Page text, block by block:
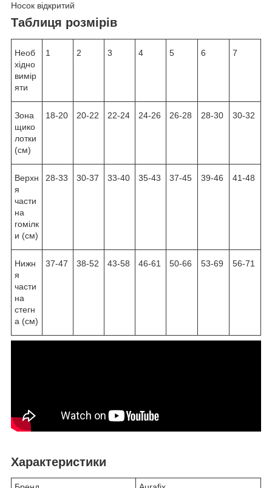
Носок відкритий
Таблиця розмірів
Необ
хідно
вимір
яти
1 2 3 4 5 6 7
Зона
щико
лотки
(см)
18-20 20-22 22-24 24-26 26-28 28-30 30-32
Верхн
я
части
на
гомілк
и (см)
28-33 30-37 33-40 35-43 37-45 39-46 41-48
Нижн
я
части
на
стегн
а (см)
37-47 38-52 43-58 46-61 50-66 53-69 56-71
Характеристики